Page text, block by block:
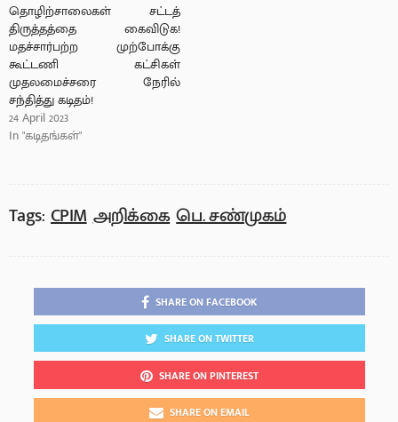
தொழிற்சாலைகள் சட்டத்
திருத்தத்தை கைவிடுக!
மதச்சார்பற்ற முற்போக்கு
கூட்டணி கட்சிகள்
முதலமைச்சரை நேரில்
சந்தித்து கடிதம்!
24 April 2023
In "கடிதங்கள்"
Tags: CPIM அறிக்கை பெ. சண்முகம்
SHARE ON FACEBOOK
SHARE ON TWITTER
SHARE ON PINTEREST
SHARE ON EMAIL